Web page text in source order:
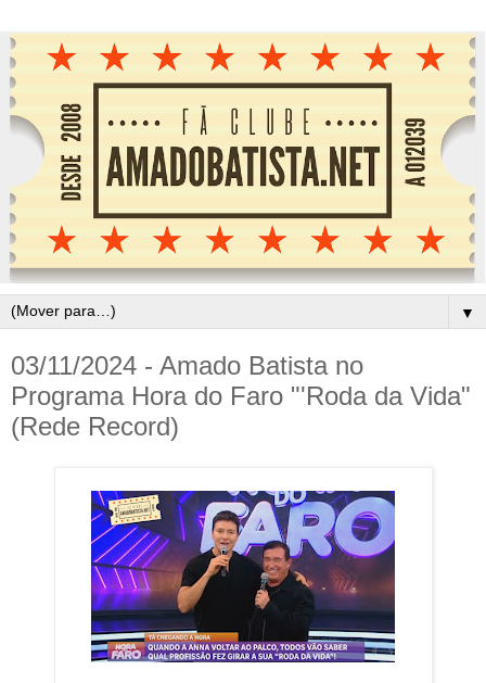
▼
03/11/2024 - Amado Batista no
Programa Hora do Faro "'Roda da Vida"
(Rede Record)